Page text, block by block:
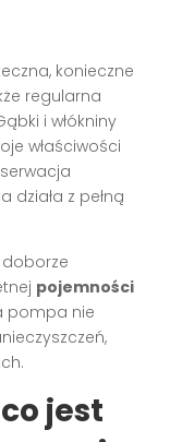
konieczne
regularna
i włókniny
właściwości
działa z pełną
pojemności
pompa nie
jest